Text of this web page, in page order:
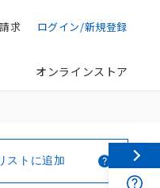
ログイン/新規登録
求
オンラインストア
ストに追加